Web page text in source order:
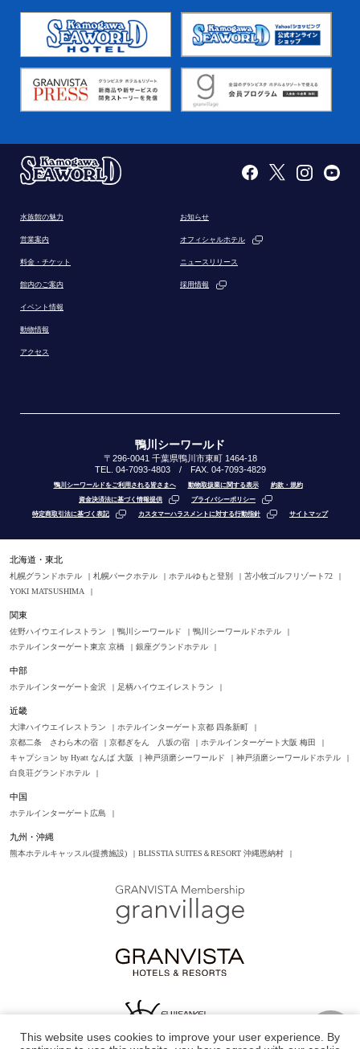
水族館の魅力
営業案内
料金・チケット
館内のご案内
イベント情報
動物情報
アクセス
お知らせ
オフィシャルホテル
ニュースリリース
採用情報
TOP
鴨川シーワールド
〒296-0041 千葉県鴨川市東町 1464-18
TEL. 04-7093-4803 / FAX. 04-7093-4829
鴨川シーワールドをご利用される皆さまへ 動物取扱業に関する表示
約款・規約
資金決済法に基づく情報提供
プライバシーポリシー
特定商取引法に基づく表記
カスタマーハラスメントに対する行動指針 サイトマップ
This website uses cookies to improve your user experience. By